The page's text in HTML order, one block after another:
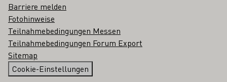
Barriere melden
Fotohinweise
Teilnahmebedingungen Messen
Teilnahmebedingungen Forum Export
Sitemap
Cookie-Einstellungen